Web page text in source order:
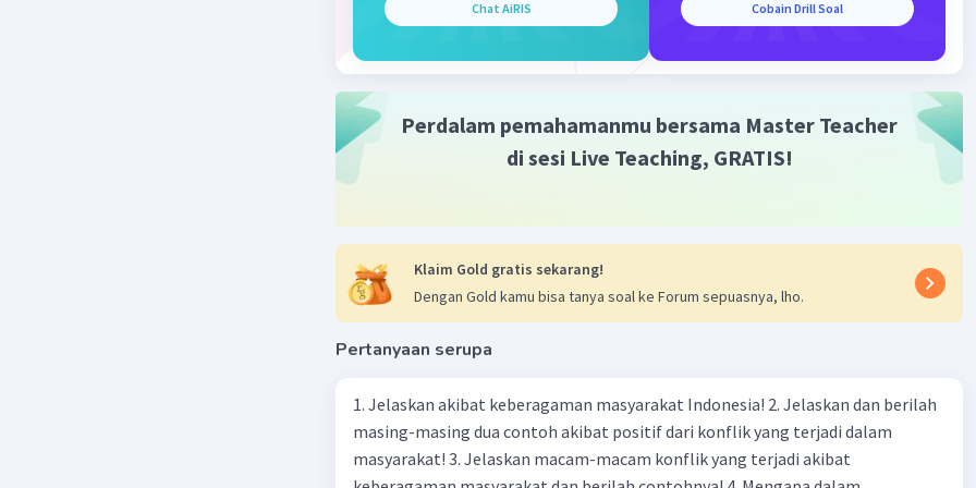
perangkat elektronik tertentu, dapat dikenakan kuota untuk
mengatur ekspor dan melindungi industri lokal.
Iklan
Jawaban terverifikasi
Kuota ekspor adalah batasan kuantitatif yang diberlakukan oleh
diperbolehkan untuk diekspor ke negara lain selama periode waktu
kepentingan domestik, mengatur pasokan, atau mempromosikan
ekspor barang-barang tertentu. Berikut adalah beberapa contoh
kuota ekspor yang diberlakukan oleh beberapa negara:
Chat AiRIS Cobain Drill Soal
Perdalam pemahamanmu bersama Master Teacher
di sesi Live Teaching, GRATIS!
Klaim Gold gratis sekarang!
Dengan Gold kamu bisa tanya soal ke Forum sepuasnya, lho.
Pertanyaan serupa
1. Jelaskan akibat keberagaman masyarakat Indonesia! 2. Jelaskan dan berilah
masing-masing dua contoh akibat positif dari konflik yang terjadi dalam
masyarakat! 3. Jelaskan macam-macam konflik yang terjadi akibat